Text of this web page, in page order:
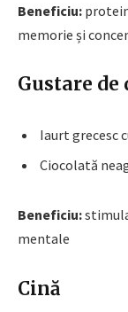
Beneficiu:
memorie și
Gustare de
Iaurt grecesc
Ciocolată
Beneficiu:
mentale
Cină